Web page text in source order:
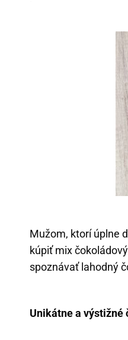
Mužom, ktorí úplne
kúpiť mix
spoznávať lahodný
Unikátne a výstižné